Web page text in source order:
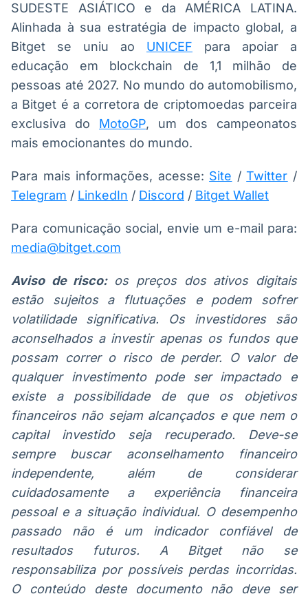
SUDESTE ASIÁTICO e da AMÉRICA LATINA.
Alinhada à sua estratégia de impacto global, a
Bitget se uniu ao UNICEF para apoiar a
educação em blockchain de 1,1 milhão de
pessoas até 2027. No mundo do automobilismo,
a Bitget é a corretora de criptomoedas parceira
exclusiva do MotoGP, um dos campeonatos
mais emocionantes do mundo.
Para mais informações, acesse: Site /Twitter /
Telegram / LinkedIn / Discord / Bitget Wallet
Para comunicação social, envie um e-mail para:
media@bitget.com
Aviso de risco: os preços dos ativos digitais
estão sujeitos a flutuações e podem sofrer
volatilidade significativa. Os investidores são
aconselhados a investir apenas os fundos que
possam correr o risco de perder. O valor de
qualquer investimento pode ser impactado e
existe a possibilidade de que os objetivos
financeiros não sejam alcançados e que nem o
capital investido seja recuperado. Deve-se
sempre buscar aconselhamento financeiro
independente, além de considerar
cuidadosamente a experiência financeira
pessoal e a situação individual. O desempenho
passado não é um indicador confiável de
resultados futuros. A Bitget não se
responsabiliza por possíveis perdas incorridas.
O conteúdo deste documento não deve ser